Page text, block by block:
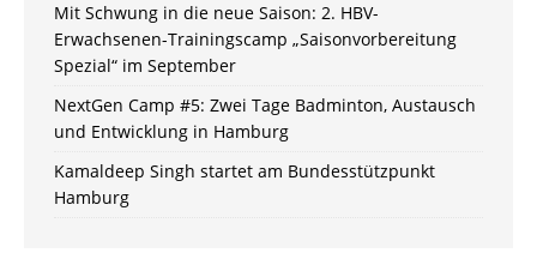
Mit Schwung in die neue Saison: 2. HBV-
Erwachsenen-Trainingscamp „Saisonvorbereitung
Spezial“ im September
NextGen Camp #5: Zwei Tage Badminton, Austausch
und Entwicklung in Hamburg
Kamaldeep Singh startet am Bundesstützpunkt
Hamburg